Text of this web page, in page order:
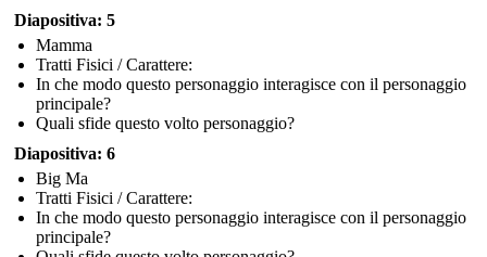
Diapositiva: 5
Mamma
Tratti Fisici / Carattere:
In che modo questo personaggio interagisce con il personaggio
principale?
Quali sfide questo volto personaggio?
Diapositiva: 6
Big Ma
Tratti Fisici / Carattere:
In che modo questo personaggio interagisce con il personaggio
principale?